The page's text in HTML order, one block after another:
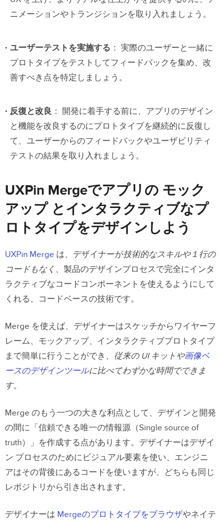
ニメーションやトランジションを取り入れましょう。
ユーザーテストを実施する ： 実際のユーザーと一緒に
プロトタイプをテストしてフィードバックを集め、改
善すべき点を特定しましょう。
反復と改良 ： 開発に着手する前に、アプリのデザイン
と機能を改良するのにプロトタイプを継続的に反復し
て、ユーザーからのフィードバックやユーザビリティ
テストの結果を取り入れましょう。
UXPin Mergeでアプリの モック
アップ とインタラクティブなプ
ロトタイプをデザインしよう
UXPin Merge は、デザイナーが技術的なスキルや１行の
コードもなく 、製品のデザインプロセスで完全にインタ
ラクティブなコードコンポーネントを使えるようにして
くれる、コードベースの技術です。
Merge を使えば、デザイナーはスケッチからワイヤーフ
レーム、モックアップ、インタラクティブプロトタイプ
まで簡単に行うことができ、 従来の UI キットや画像ベ
ースのデザインツールに比べてわずかな時間でできま
す。
Merge のもう一つの大きな利点として、デザインと開発
の間に「信頼できる唯一の情報源（Single source of
truth）」を作成する点があります。デザイナーはデザイ
ン プロセスのためにビジュアル要素を使い、エンジニ
アはその背後にあるコードを使いますが、どちらも同じ
レポジトリから引き出されます。
デザイナーは Mergeのプロトタイプをブラウザやネイテ